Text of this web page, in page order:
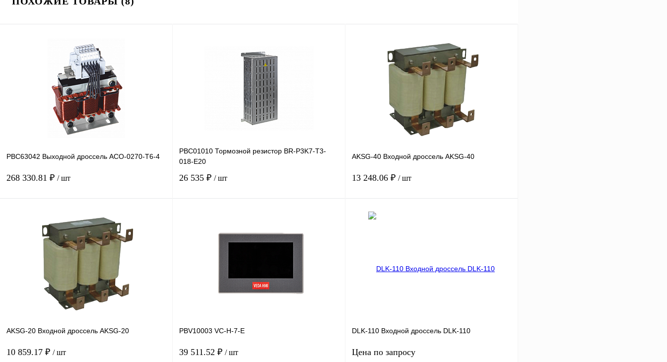
PBC63042 Выходной дроссель ACO-0270-T6-4
268 330.81 ₽ / шт
В корзину
Купить в 1 клик Сравнение
Под заказ
PBC01010 Тормозной резистор BR-P3K7-T3-
018-E20
26 535 ₽ / шт
AKSG-40 Входной дроссель AKSG-40
13 248.06 ₽ / шт
AKSG-20 Входной дроссель AKSG-20
10 859.17 ₽ / шт
PBV10003 VC-H-7-E
39 511.52 ₽ / шт
DLK-110 Входной дроссель DLK-110
Цена по запросу